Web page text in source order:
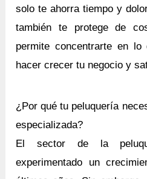
solo te ahorra tiempo y
también te protege de
permite concentrarte en lo
hacer crecer tu negocio y
¿Por qué tu peluquería
especializada?
El sector de la
experimentado un